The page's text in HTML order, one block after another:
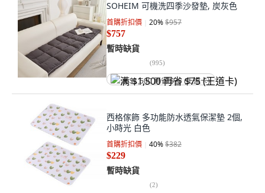
SOHEIM 可機洗四季沙發墊, 炭灰色
首購折扣價 20%$957
$757
暫時缺貨
(995)
满 $1,500 再省 $75 (王道卡)
西格傢飾 多功能防水透氣保潔墊 2個,
小時光 白色
首購折扣價 40%$382
$229
暫時缺貨
(2)